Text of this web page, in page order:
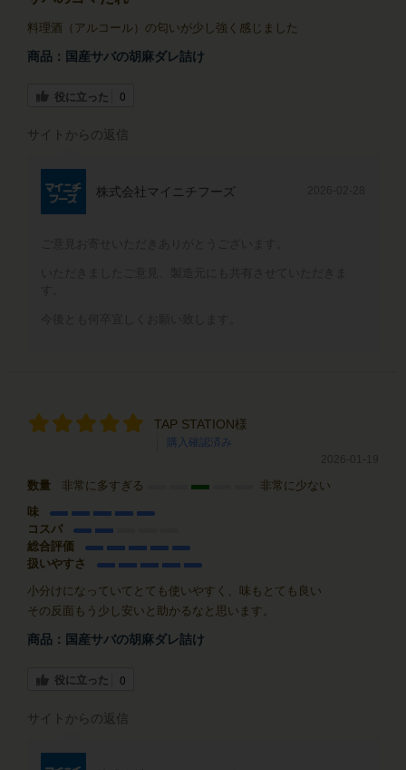
料理酒（アルコール）の匂いが少し強く感じました
商品： 国産サバの胡麻ダレ詰け
役に立った 0
サイトからの返信
株式会社マイニチフーズ
TAP STATION様
購入確認済み
数量 非常に多すぎる
非常に少ない
味
コスパ
総合評価
扱いやすさ
小分けになっていてとても使いやすく、味もとても良い
その反面もう少し安いと助かるなと思います。
商品： 国産サバの胡麻ダレ詰け
役に立った 0
サイトからの返信